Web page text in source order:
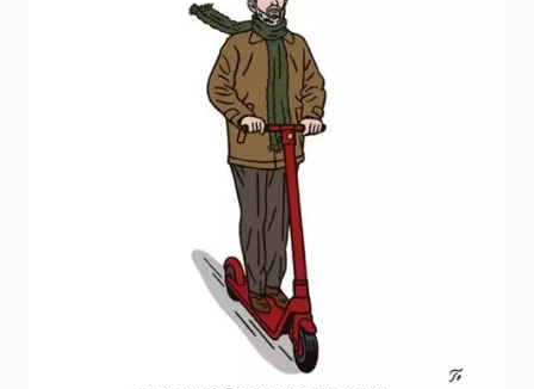
Vers un avenir radieux